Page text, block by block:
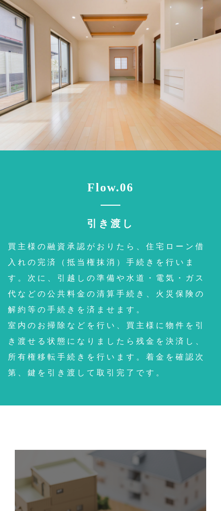
Flow.06
引き渡し
買主様の融資承認がおりたら、住宅ローン借
入れの完済（抵当権抹消）手続きを行いま
す。次に、引越しの準備や水道・電気・ガス
代などの公共料金の清算手続き、火災保険の
解約等の手続きを済ませます。
室内のお掃除などを行い、買主様に物件を引
き渡せる状態になりましたら残金を決済し、
所有権移転手続きを行います。着金を確認次
第、鍵を引き渡して取引完了です。